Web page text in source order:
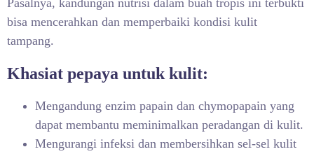
bisa mencerahkan dan memperbaiki kondisi kulit
tampang.
Khasiat pepaya untuk kulit:
Mengandung enzim papain dan chymopapain yang
dapat membantu meminimalkan peradangan di kulit.
Mengurangi infeksi dan membersihkan sel-sel kulit